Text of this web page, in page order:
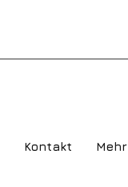
Kontakt Mehr